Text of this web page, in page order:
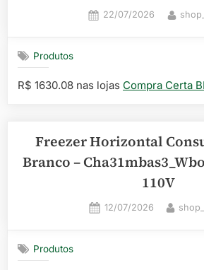
Posted
22/07/2026 By
Produtos
R$ 1630.08 nas lojas Compra Certa
Freezer Horizontal
Branco –
110V
Posted
12/07/2026 By
Produtos